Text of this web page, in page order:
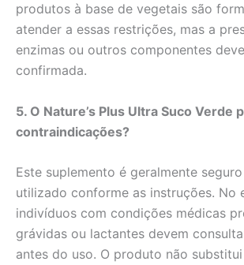
produtos à base de vegetais são
atender a essas restrições, mas a
enzimas ou outros componentes
confirmada.
5. O Nature’s Plus Ultra Suco Verde
contraindicações?
Este suplemento é geralmente
utilizado conforme as instruções. No
indivíduos com condições médicas
grávidas ou lactantes devem
antes do uso. O produto não substitui